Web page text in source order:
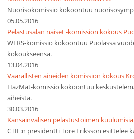
Nuorisokomissio kokoontuu
05.05.2016
Pelastusalan naiset -komission kokous
WFRS-komissio kokoontuu Puolassa
kokoukseensa.
13.04.2016
Vaarallisten aineiden komission kokous
HazMat-komissio kokoontuu
aiheista.
30.03.2016
Kansainvälisen pelastustoimen kuulumisia
CTIF:n presidentti Tore Eriksson esittelee